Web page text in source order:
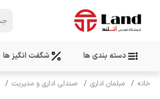
دسته بندی ها شگفت انگیز ها
خانه مبلمان اداری صندلی اداری و مدیریت